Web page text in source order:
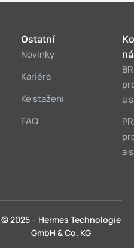
Ostatní
Novinky
Kariéra
Ke stažení
FAQ
a
a
© 2025 – Hermes Technologie
GmbH & Co. KG